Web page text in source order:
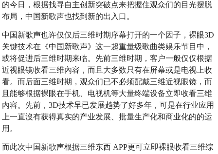
的今日，根据找寻自主创新突破点来把握住观众们的目光摆脱
布局，中国新歌声也找到新的出入口。
中国新歌声也许仅仅后三维时期序幕打开的一个因子，裸眼3D
关键技术在《中国新歌声》这一超重量级歌曲类娱乐节目中，
或将促进后三维时期来临。先前三维时期，客户一般仅仅根据
近视眼镜收看三维內容，而且大多数只有在屏幕或是电视上收
看。而后面三维时期，观众们已不必须配戴三维近视眼镜，而
且能够根据裸眼在手机、电视机等大量终端设备立即收看三维
內容。先前，3D技术早已发展趋势了好多年，可是在行业应用
上一直沒有获得真实的产业发展、批量生产化和商业化的的运
用。
而此次中国新歌声根据三维东西 APP更可立即裸眼收看三维综